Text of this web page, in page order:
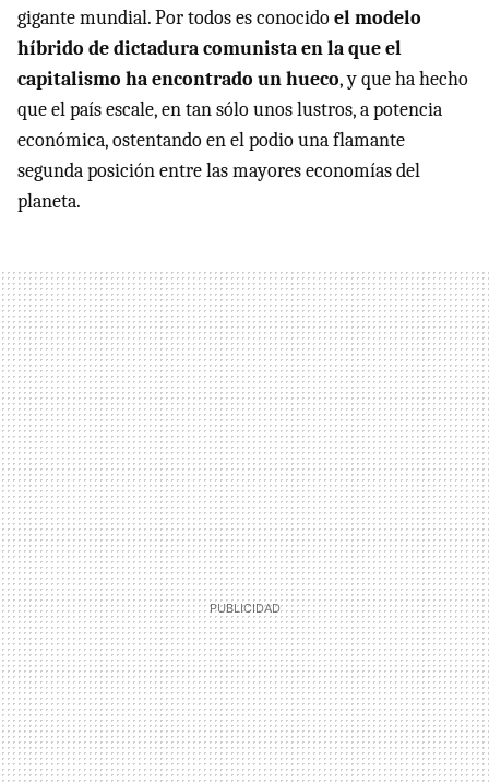
gigante mundial. Por todos es conocidoel modelo
híbrido de dictadura comunista en la que el
capitalismo ha encontrado un hueco, y que ha hecho
que el país escale, en tan sólo unos lustros, a potencia
económica, ostentando en el podio una flamante
segunda posición entre las mayores economías del
planeta.